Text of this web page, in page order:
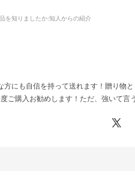
を知りましたか:知人からの紹介
にも自信を持って送れます！贈り物
ご購入お勧めします！ただ、強いて